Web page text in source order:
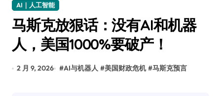
AI｜人工智能
马斯克放狠话：没有AI和机器
人，美国1000%要破产！
2 月 9, 2026 #AI与机器人 #美国财政危机 #马斯克预言